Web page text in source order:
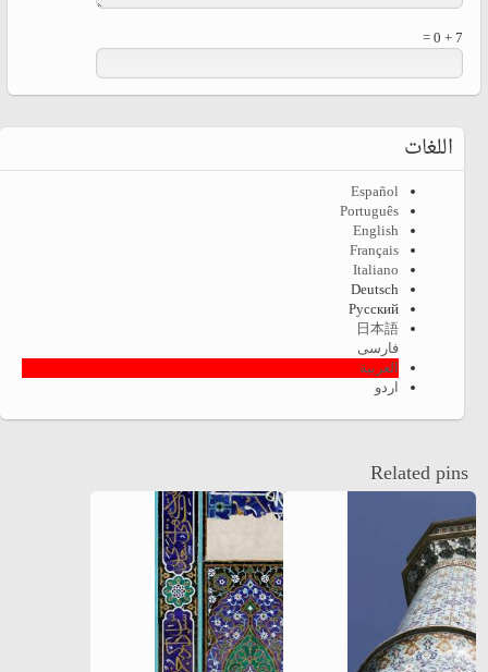
7 + 0 =
اللغات
Español
Português
English
Français
Italiano
Deutsch
Русский
日本語
فارسی
العربية
اردو
Related pins